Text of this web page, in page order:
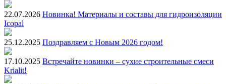
22.07.2026 Новинка! Материалы и составы для гидроизоляции
Icopal
25.12.2025 Поздравляем с Новым 2026 годом!
17.10.2025 Встречайте новинки – сухие строительные смеси
Krialit!